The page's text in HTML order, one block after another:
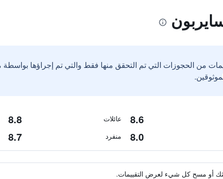
من الحجوزات التي تم التحقق منها فقط والتي تم إجراؤها
8.6 عائلات 8.8
8.0 منفرد 8.7
أو مسح كل شيء لعرض التقييمات.